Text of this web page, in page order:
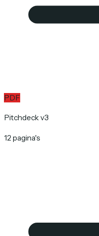
PDF
Pitchdeck v3
12 pagina's